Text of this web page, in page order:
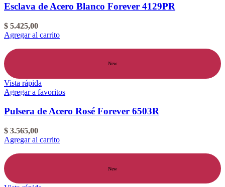
Esclava de Acero Blanco Forever 4129PR
$ 5.425,00
Agregar al carrito
New
Vista rápida
Agregar a favoritos
Pulsera de Acero Rosé Forever 6503R
$ 3.565,00
Agregar al carrito
New